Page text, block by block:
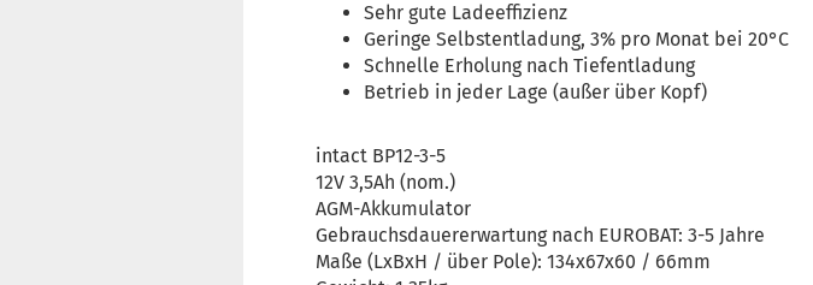
Sehr gute Ladeeffizienz
Geringe Selbstentladung, 3% pro Monat bei 20°C
Schnelle Erholung nach Tiefentladung
Betrieb in jeder Lage (außer über Kopf)
intact BP12-3-5
12V 3,5Ah (nom.)
AGM-Akkumulator
Gebrauchsdauererwartung nach EUROBAT: 3-5 Jahre
Maße (LxBxH / über Pole): 134x67x60 / 66mm